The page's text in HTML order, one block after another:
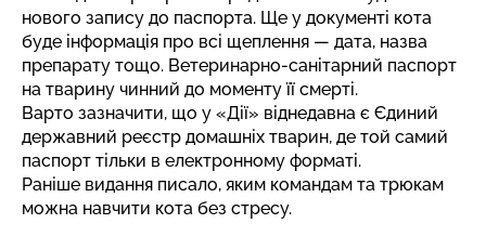
нового запису до паспорта. Ще у документі кота
буде інформація про всі щеплення — дата, назва
препарату тощо. Ветеринарно-санітарний паспорт
на тварину чинний до моменту її смерті.
Варто зазначити, що у «Дії» віднедавна є Єдиний
державний реєстр домашніх тварин, де той самий
паспорт тільки в електронному форматі.
Раніше видання писало, яким командам та трюкам
можна навчити кота без стресу.